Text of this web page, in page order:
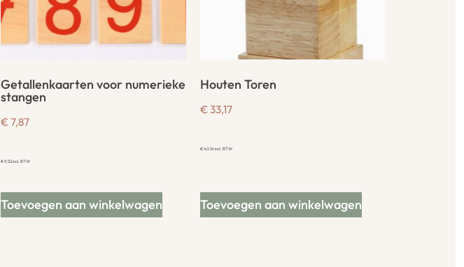
Getallenkaarten voor numerieke
stangen
€ 7,87
€9,52incl. BTW
Toevoegen aan winkelwagen
Houten Toren
€ 33,17
€40,14incl. BTW
Toevoegen aan winkelwagen